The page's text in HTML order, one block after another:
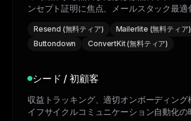
ンセプト証明に焦点、メールスタック最適
Resend (無料ティア)
Mailerlite (無料ティア)
Buttondown
ConvertKit (無料ティア)
シード / 初顧客
収益トラッキング、適切オンボーディング
イフサイクルコミュニケーション自動化の